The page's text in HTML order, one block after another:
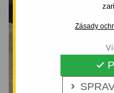
Zásady

